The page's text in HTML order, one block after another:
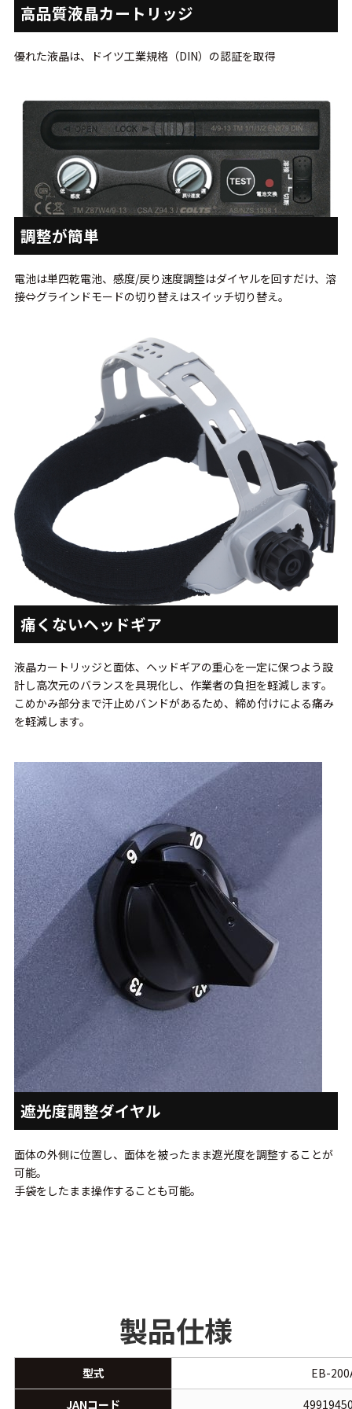
高品質液晶カートリッジ
優れた液晶は、ドイツ工業規格（DIN）の認証を取得
調整が簡単
電池は単四乾電池、感度/戻り速度調整はダイヤルを回すだけ、溶
接⇔グラインドモードの切り替えはスイッチ切り替え。
痛くないヘッドギア
液晶カートリッジと面体、ヘッドギアの重心を一定に保つよう設
計し高次元のバランスを具現化し、作業者の負担を軽減します。
こめかみ部分まで汗止めバンドがあるため、締め付けによる痛み
を軽減します。
遮光度調整ダイヤル
面体の外側に位置し、面体を被ったまま遮光度を調整することが
可能。
手袋をしたまま操作することも可能。
製品仕様
型式
EB-
JANコード